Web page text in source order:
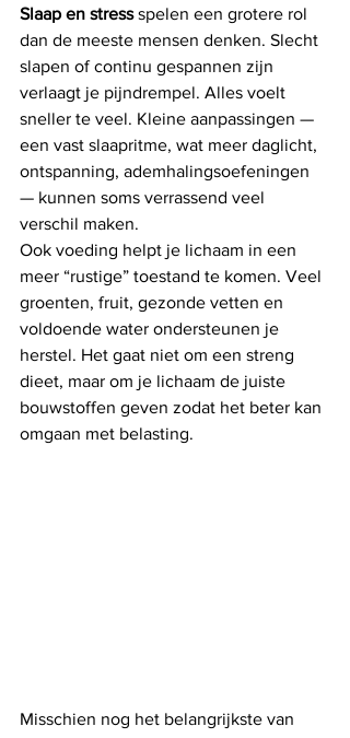
Slaap en stress spelen een grotere rol
dan de meeste mensen denken. Slecht
slapen of continu gespannen zijn
verlaagt je pijndrempel. Alles voelt
sneller te veel. Kleine aanpassingen —
een vast slaapritme, wat meer daglicht,
ontspanning, ademhalingsoefeningen
— kunnen soms verrassend veel
verschil maken.
Ook voeding helpt je lichaam in een
meer “rustige” toestand te komen. Veel
groenten, fruit, gezonde vetten en
voldoende water ondersteunen je
herstel. Het gaat niet om een streng
dieet, maar om je lichaam de juiste
bouwstoffen geven zodat het beter kan
omgaan met belasting.
Misschien nog het belangrijkste van